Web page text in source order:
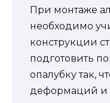
При монтаже
необходимо
конструкции
подготовить
опалубку так,
деформаций и